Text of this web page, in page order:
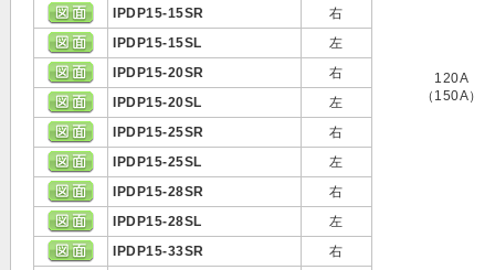
120A
（150A）
IPDP15-15SR
右
IPDP15-15SL
左
IPDP15-20SR
右
IPDP15-20SL
左
IPDP15-25SR
右
IPDP15-25SL
左
IPDP15-28SR
右
IPDP15-28SL
左
IPDP15-33SR
右